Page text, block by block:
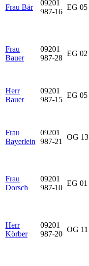
Frau Bär
09201
987-16
EG 05
Frau
Bauer
09201
987-28
EG 02
Herr
Bauer
09201
987-15
EG 05
Frau
Bayerlein
09201
987-21
OG 13
Frau
Dorsch
09201
987-10
EG 01
Herr
Körber
09201
987-20
OG 11